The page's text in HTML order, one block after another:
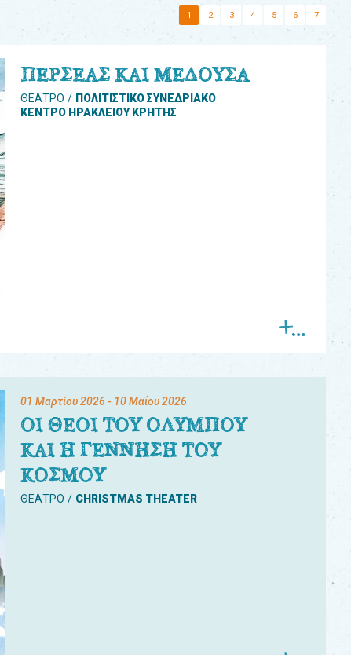
1 2 3 4 5 6 7
ΠΕΡΣΕΑΣ ΚΑΙ ΜΕΔΟΥΣΑ
ΘΕΑΤΡΟ
ΠΟΛΙΤΙΣΤΙΚΟ ΣΥΝΕΔΡΙΑΚΟ
ΚΕΝΤΡΟ ΗΡΑΚΛΕΙΟΥ ΚΡΗΤΗΣ
01 Μαρτίου 2026 - 10 Μαΐου 2026
ΟΙ ΘΕΟΙ ΤΟΥ ΟΛΥΜΠΟΥ
ΚΑΙ Η ΓΕΝΝΗΣΗ ΤΟΥ
ΚΟΣΜΟΥ
ΘΕΑΤΡΟ CHRISTMAS THEATER